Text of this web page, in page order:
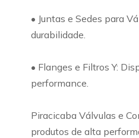
• Juntas e Sedes para
durabilidade.
• Flanges e Filtros Y:
performance.
Piracicaba Válvulas e
produtos de alta